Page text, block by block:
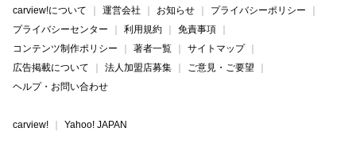
carview!について 運営会社 お知らせ
プライバシーポリシー
プライバシーセンター
利用規約
免責事項
コンテンツ制作ポリシー
著者一覧
サイトマップ
広告掲載について
法人加盟店募集
ご意見・ご要望
ヘルプ・お問い合わせ
carview! Yahoo! JAPAN